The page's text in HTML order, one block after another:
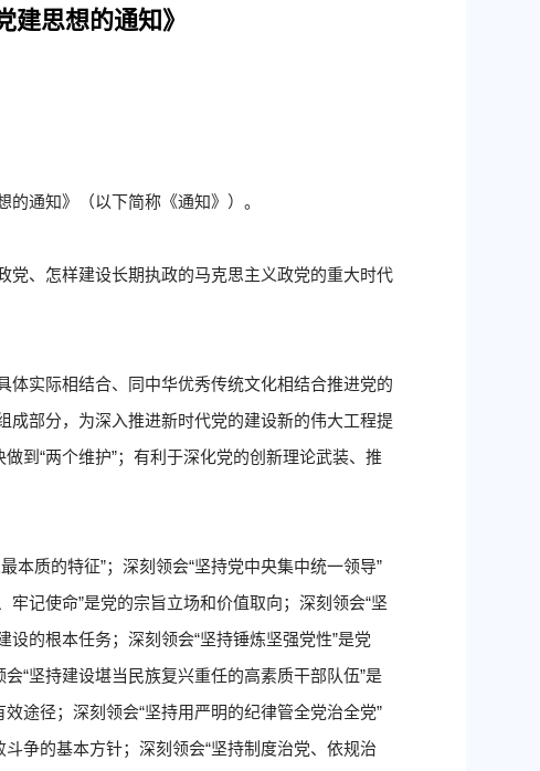
思想的通知》
通知》（以下简称《通知》）。
党、怎样建设长期执政的马克思主义政党的重大时代
体实际相结合、同中华优秀传统文化相结合推进党的
部分，为深入推进新时代党的建设新的伟大工程提
到“两个维护”；有利于深化党的创新理论武装、推
本质的特征”；深刻领会“坚持党中央集中统一领导”
记使命”是党的宗旨立场和价值取向；深刻领会“坚
的根本任务；深刻领会“坚持锤炼坚强党性”是党
“坚持建设堪当民族复兴重任的高素质干部队伍”是
途径；深刻领会“坚持用严明的纪律管全党治全党”
争的基本方针；深刻领会“坚持制度治党、依规治